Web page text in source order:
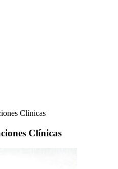
Clínicas
Clínicas